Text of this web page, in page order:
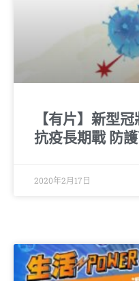
【有片】新型
抗疫長期戰 防
2020年2月17日